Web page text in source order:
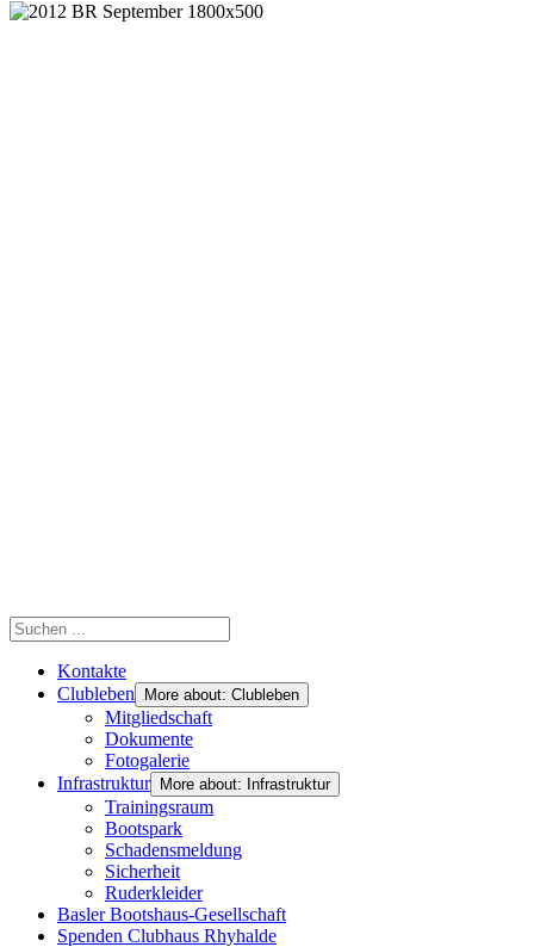
Kontakte
Clubleben
More about: Clubleben
Mitgliedschaft
Dokumente
Fotogalerie
Infrastruktur
More about: Infrastruktur
Trainingsraum
Bootspark
Schadensmeldung
Sicherheit
Ruderkleider
Basler Bootshaus-Gesellschaft
Spenden Clubhaus Rhyhalde